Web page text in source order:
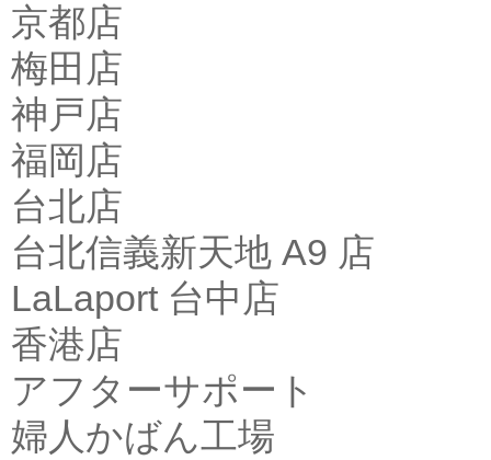
京都店
梅田店
神戸店
福岡店
台北店
台北信義新天地 A9 店
LaLaport 台中店
香港店
アフターサポート
婦人かばん工場